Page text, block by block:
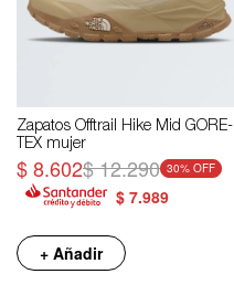
Zapatos Offtrail Hike Mid GORE-
TEX mujer
$8.602$12.290 30
$ 7.989
+ Añadir